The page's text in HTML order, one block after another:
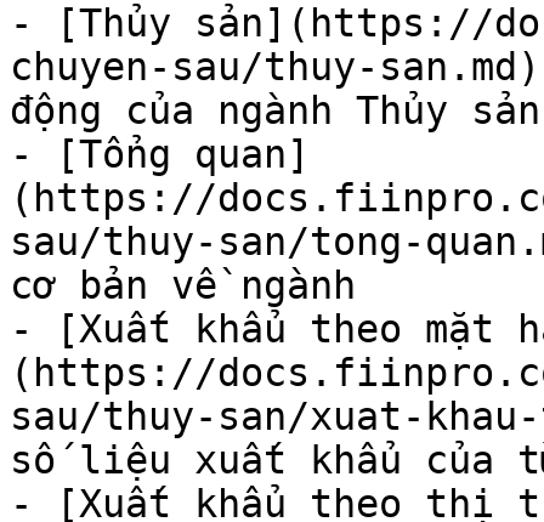
- [Thủy sản](https://
chuyen-sau/thuy-
động của ngành Thủy sản
- [Tổng quan]
(https://
sau/thuy-san/tong-
cơ bản về ngành
- [Xuất khẩu theo mặt
(https://
sau/thuy-san/xuat-
số liệu xuất khẩu của
- [Xuất khẩu theo thị